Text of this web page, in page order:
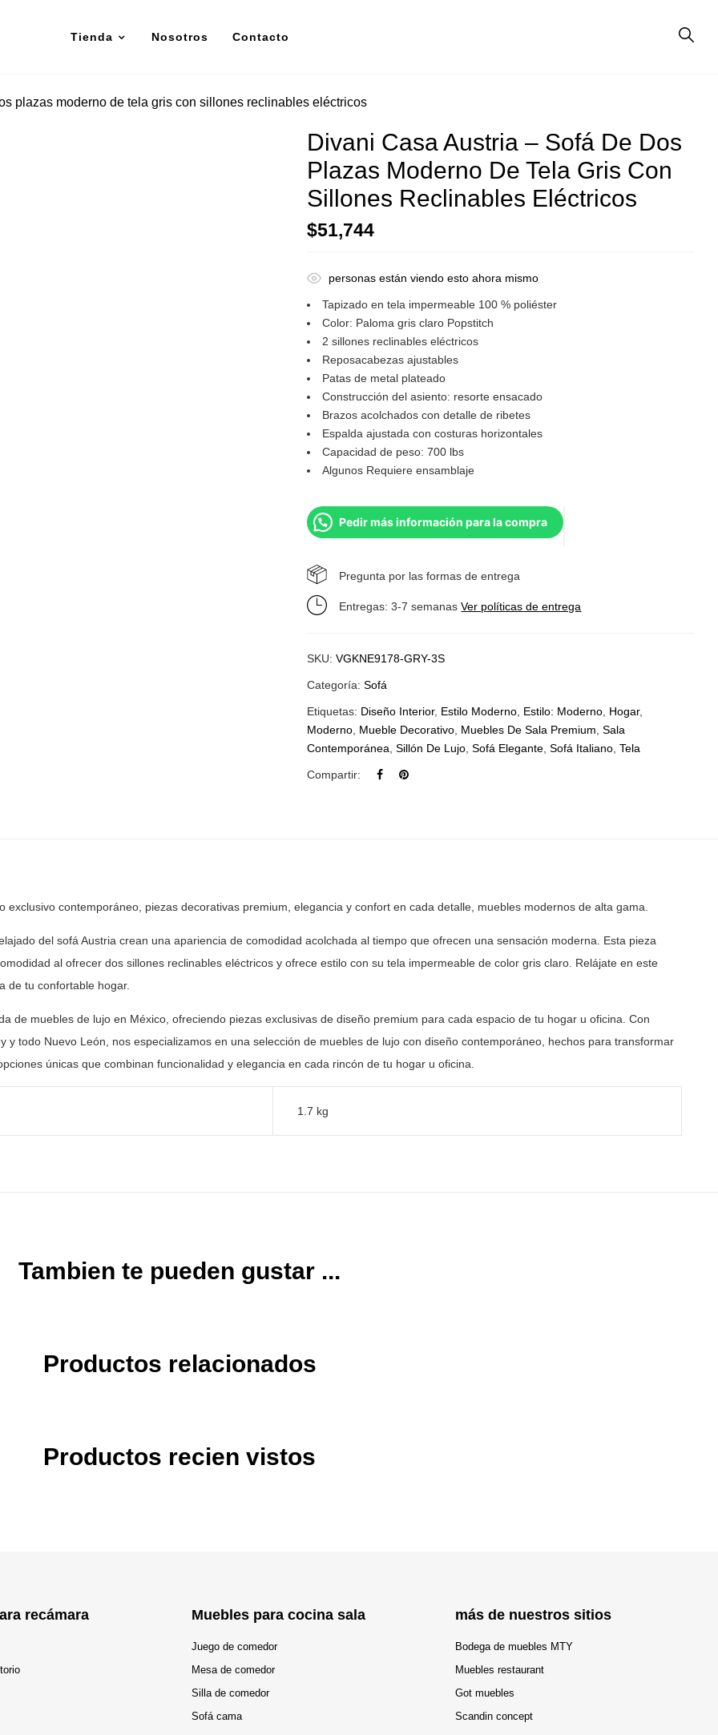
Tienda Nosotros Contacto
plazas moderno de tela gris con sillones reclinables eléctricos
Divani Casa Austria – Sofá De Dos
Plazas Moderno De Tela Gris Con
Sillones Reclinables Eléctricos
$51,744
personas están viendo esto ahora mismo
Tapizado en tela impermeable 100 % poliéster
Color: Paloma gris claro Popstitch
2 sillones reclinables eléctricos
Reposacabezas ajustables
Patas de metal plateado
Construcción del asiento: resorte ensacado
Brazos acolchados con detalle de ribetes
Espalda ajustada con costuras horizontales
Capacidad de peso: 700 lbs
Algunos Requiere ensamblaje
Pedir más información para la compra
Pregunta por las formas de entrega
Entregas: 3-7 semanasVer políticas de entrega
SKU:VGKNE9178-GRY-3S
Categoría:Sofá
Etiquetas: Diseño Interior, Estilo Moderno Estilo: Moderno Hogar,
Moderno Mueble Decorativo Muebles De Sala Premium ,Sala
Contemporánea ,Sillón De Lujo ,Sofá Elegante ,Sofá Italiano ,Tela
Compartir:
exclusivo contemporáneo, piezas decorativas premium, elegancia y confort en cada detalle, muebles modernos de alta gama.
del sofá Austria crean una apariencia de comodidad acolchada al tiempo que ofrecen una sensación moderna. Esta pieza
al ofrecer dos sillones reclinables eléctricos y ofrece estilo con su tela impermeable de color gris claro. Relájate en este
de tu confortable hogar.
de muebles de lujo en México, ofreciendo piezas exclusivas de diseño premium para cada espacio de tu hogar u oficina. Con
y todo Nuevo León, nos especializamos en una selección de muebles de lujo con diseño contemporáneo, hechos para transformar
únicas que combinan funcionalidad y elegancia en cada rincón de tu hogar u oficina.
1.7 kg
Tambien te pueden gustar ...
Productos relacionados
Productos recien vistos
recámara Muebles para cocina sala
Juego de comedor
Mesa de comedor
Silla de comedor
Sofá cama
más de nuestros sitios
Bodega de muebles MTY
Muebles restaurant
Got muebles
Scandin concept